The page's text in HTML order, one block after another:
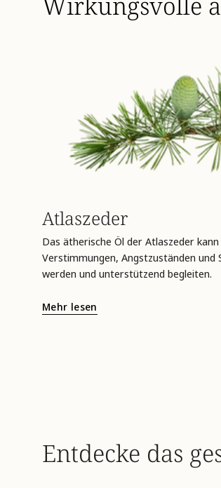
Atlaszeder
Das ätherische Öl der Atlaszeder kann
Verstimmungen, Angstzuständen und
werden und unterstützend begleiten.
Mehr lesen
Entdecke das